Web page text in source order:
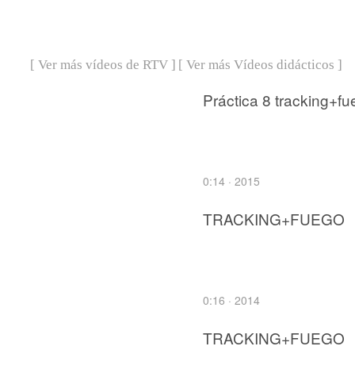
[ Ver más vídeos de RTV ] [ Ver más Vídeos didácticos ]
Práctica 8
0:14 · 2015
TRACKING+FUEGO
0:16 · 2014
TRACKING+FUEGO